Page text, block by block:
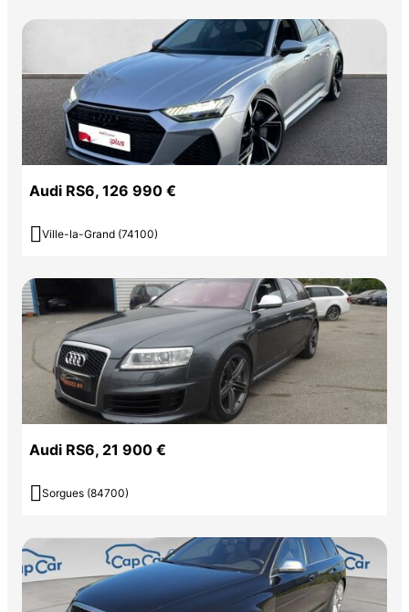
Audi RS6, 126 990 €
 Ville-la-Grand (74100)
Audi RS6, 21 900 €
 Sorgues (84700)